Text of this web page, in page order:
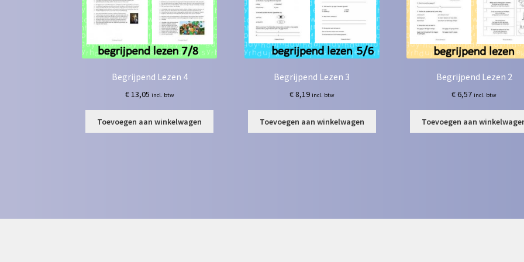
Begrijpend Lezen 4
€13,05 incl. btw
Toevoegen aan winkelwagen
Begrijpend Lezen 3
€8,19 incl. btw
Toevoegen aan winkelwagen
Begrijpend Lezen 2
€6,57 incl. btw
Toevoegen aan